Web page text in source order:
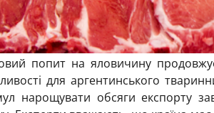
попит на яловичину
для аргентинського
нарощувати обсяги експорту